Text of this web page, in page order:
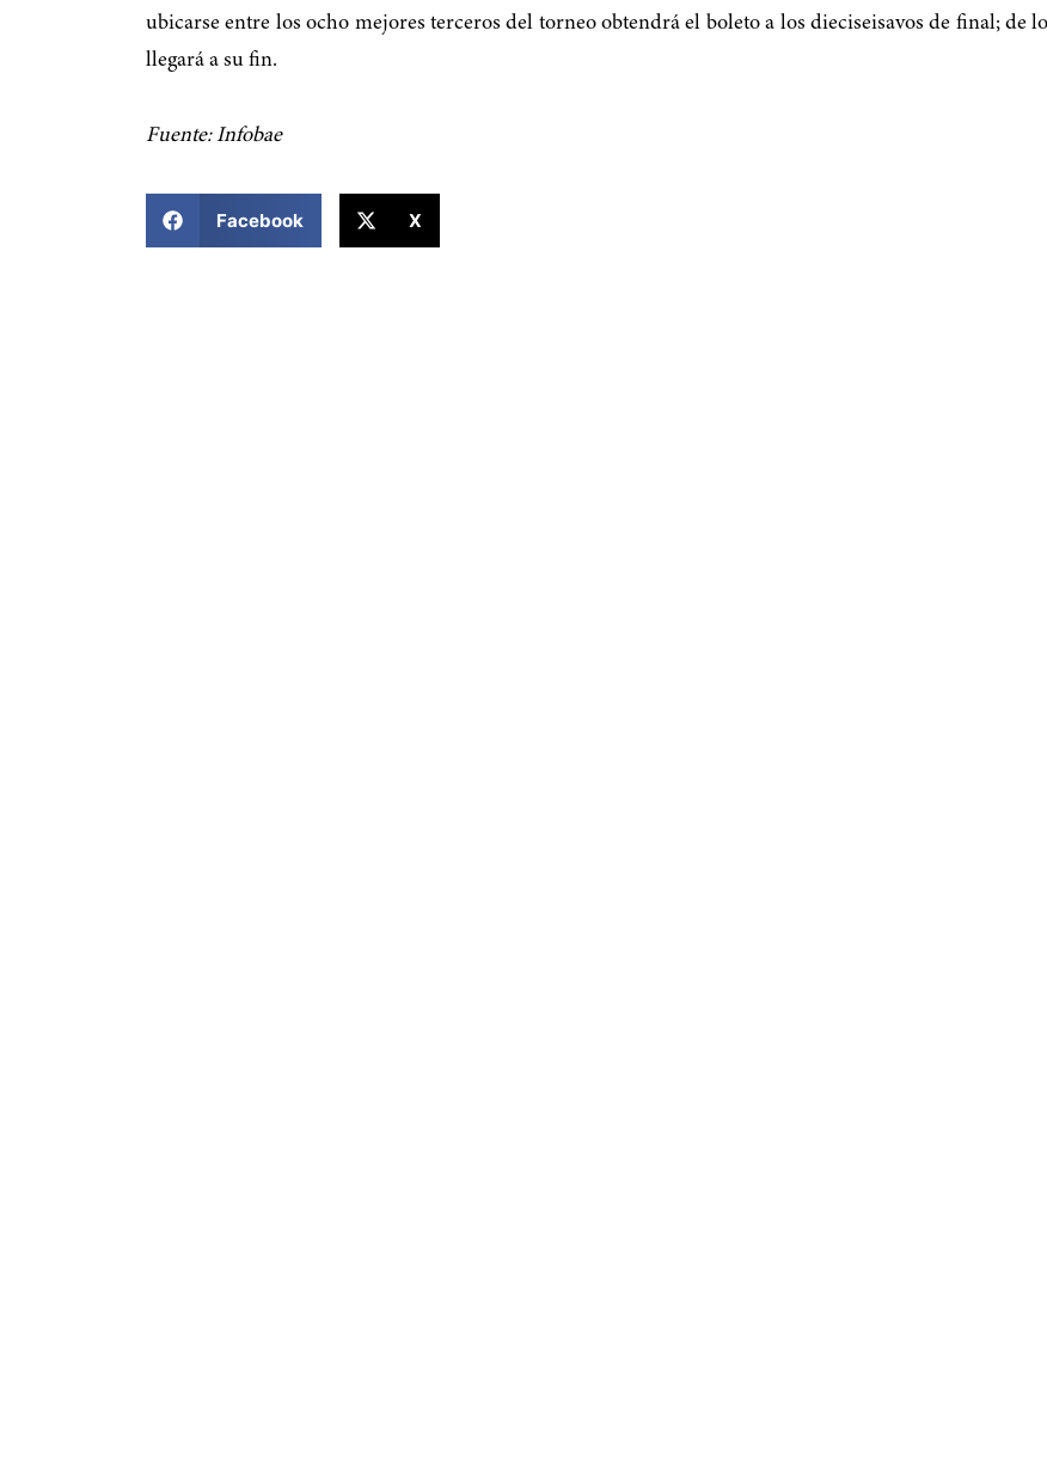
ubicarse entre los ocho mejores terceros del torneo obtendrá el boleto a los dieciseisavos de final; de
llegará a su fin.
Fuente: Infobae
Facebook X